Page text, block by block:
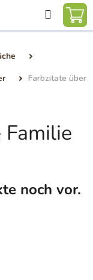
Suchen
Farbzitate über
noch vor.